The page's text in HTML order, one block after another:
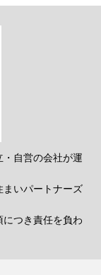
自営の会社が運
まいパートナーズ
つき責任を負わ